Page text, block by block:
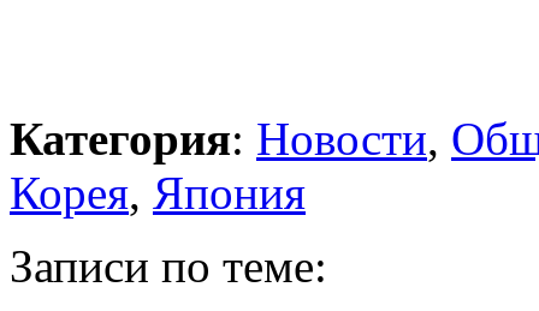
Категория: Новости,
Корея, Япония
Записи по теме: